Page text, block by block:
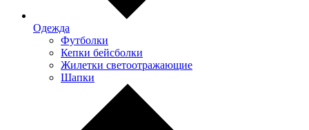
Одежда
Футболки
Кепки бейсболки
Жилетки светоотражающие
Шапки